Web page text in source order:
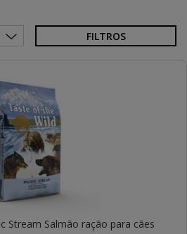
FILTROS
Stream Salmão ração para cães